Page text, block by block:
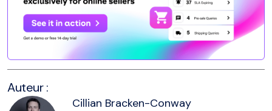
Auteur :
Cillian Bracken-Conway